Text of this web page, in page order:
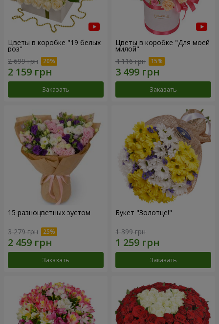
Цветы в коробке "19 белых
роз"
2 699 грн
Заказать
Цветы в коробке "Для моей
милой"
4 116 грн
Заказать
15 разноцветных эустом
3 279 грн
Заказать
Букет "Золотце!"
1 399 грн
Заказать